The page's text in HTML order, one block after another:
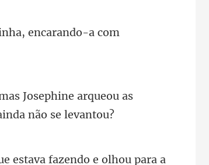
encarando-a com
Josephine arqueou as
e estava fazendo e olhou para a